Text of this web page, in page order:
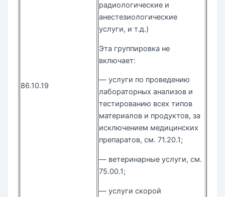
86.10.19
радиологические и
анестезиологические
услуги, и т.д.)
Эта группировка не
включает:
— услуги по проведению
лабораторных анализов и
тестированию всех типов
материалов и продуктов, за
исключением медицинских
препаратов, см. 71.20.1;
— ветеринарные услуги, см.
75.00.1;
— услуги скорой